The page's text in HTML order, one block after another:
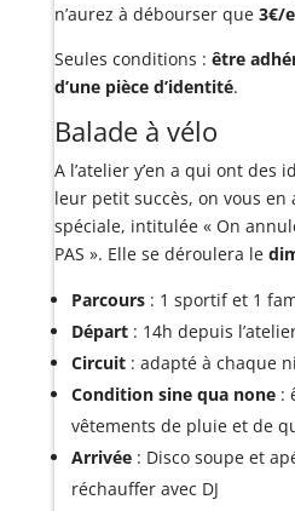
n’aurez à débourser que 3€/
Seules conditions : être
d’une pièce d’identité.
Balade à vélo
A l’atelier y’en a qui ont des
leur petit succès, on vous en
spéciale, intitulée « On
PAS ». Elle se déroulera le
Parcours: 1 sportif et 1
Départ: 14h depuis
Circuit: adapté à chaque
Condition sine qua none:
vêtements de pluie et de
Arrivée: Disco soupe et
réchauffer avec DJ